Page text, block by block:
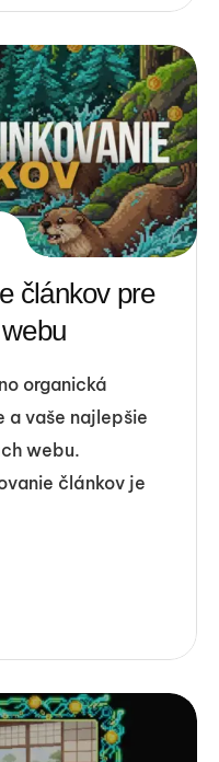
článkov pre
organická
a vaše najlepšie
webu.
článkov je